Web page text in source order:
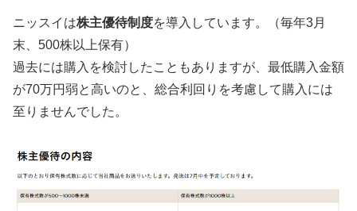
ニッスイは株主優待制度を導入しています。（毎年3月
末、500株以上保有）
過去には購入を検討したこともありますが、最低購入金額
が70万円弱と高いのと、総合利回りを考慮して購入には
至りませんでした。